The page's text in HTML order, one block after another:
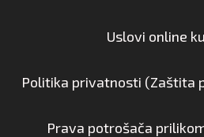
Uslovi online
Politika privatnosti (Zaštita
Prava potrošača